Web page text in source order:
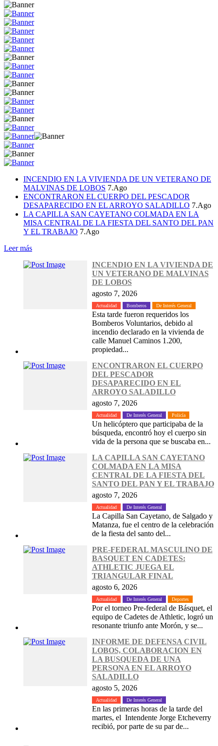
INCENDIO EN LA VIVIENDA DE UN VETERANO DE
MALVINAS DE LOBOS 7.Ago
ENCONTRARON EL CUERPO DEL PESCADOR
DESAPARECIDO EN EL ARROYO SALADILLO 7.Ago
LA CAPILLA SAN CAYETANO COLMADA EN LA
MISA CENTRAL DE LA FIESTA DEL SANTO DEL PAN
Y EL TRABAJO 7.Ago
Leer más
INCENDIO EN LA VIVIENDA DE
UN VETERANO DE MALVINAS
DE LOBOS
agosto 7, 2026
Actualidad Bomberos De Interés General
Esta tarde fueron requeridos los
Bomberos Voluntarios, debido al
incendio declarado en la vivienda de
calle Manuel Caminos 1.200,
propiedad...
ENCONTRARON EL CUERPO
DEL PESCADOR
DESAPARECIDO EN EL
ARROYO SALADILLO
agosto 7, 2026
Actualidad De Interés General Policía
Un helicóptero que participaba de la
búsqueda, encontró hoy el cuerpo sin
vida de la persona que se buscaba en...
LA CAPILLA SAN CAYETANO
COLMADA EN LA MISA
CENTRAL DE LA FIESTA DEL
SANTO DEL PAN Y EL TRABAJO
agosto 7, 2026
Actualidad De Interés General
La Capilla San Cayetano, de Salgado y
Matanza, fue el centro de la celebración
de la fiesta del santo del...
PRE-FEDERAL MASCULINO DE
BASQUET EN CADETES:
ATHLETIC JUEGA EL
TRIANGULAR FINAL
agosto 6, 2026
Actualidad De Interés General Deportes
Por el torneo Pre-federal de Básquet, el
equipo de Cadetes de Athletic, logró un
resonante triunfo ante Morón, y se...
INFORME DE DEFENSA CIVIL
LOBOS, COLABORACION EN
LA BUSQUEDA DE UNA
PERSONA EN EL ARROYO
SALADILLO
agosto 5, 2026
Actualidad De Interés General
En las primeras horas de la tarde del
martes, el Intendente Jorge Etcheverry
recibió, por parte de su par de...